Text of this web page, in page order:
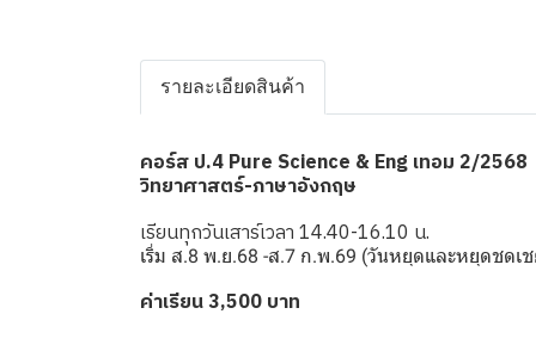
รายละเอียดสินค้า
คอร์ส ป.4 Pure Science & Eng เทอม 2/2568
วิทยาศาสตร์-ภาษาอังกฤษ
เรียนทุกวันเสาร์เวลา 14.40-16.10 น.
เริ่ม ส.8 พ.ย.68 -ส.7 ก.พ.69 (วันหยุดและหยุดชดเ
ค่าเรียน 3,500 บาท